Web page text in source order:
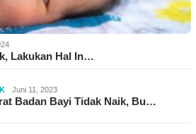
Lakukan Hal In…
Juni 11, 2023
Badan Bayi Tidak Naik, Bu…